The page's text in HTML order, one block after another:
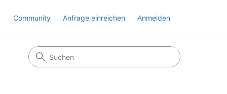
Community Anfrage einreichen Anmelden